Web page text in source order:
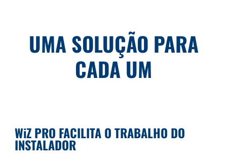
UMA SOLUÇÃO PARA
CADA UM
WiZ PRO FACILITA O TRABALHO DO
INSTALADOR